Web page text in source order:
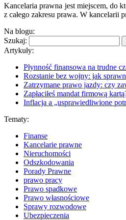
Kancelaria prawna jest miejscem, do
z całego zakresu prawa. W
Na blogu:
Szukaj:
Artykuły:
Płynność finansowa na trudne
Rozstanie bez wojny: jak
Zatrzymane prawo jazdy: czy
Zapłaciłeś mandat firmową
Inflacja a „usprawiedliwione
Tematy:
Finanse
Kancelarie prawne
Nieruchomości
Odszkodowania
Porady Prawne
prawo pracy
Prawo spadkowe
Prawo własnościowe
Sprawy rozwodowe
Ubezpieczenia